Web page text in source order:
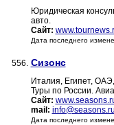
Юридическая
авто.
Сайт:
Дата последнего
556. Сизонс
Италия, Египет,
Туры по России.
Сайт:
mail: info@seasons.ru
Дата последнего